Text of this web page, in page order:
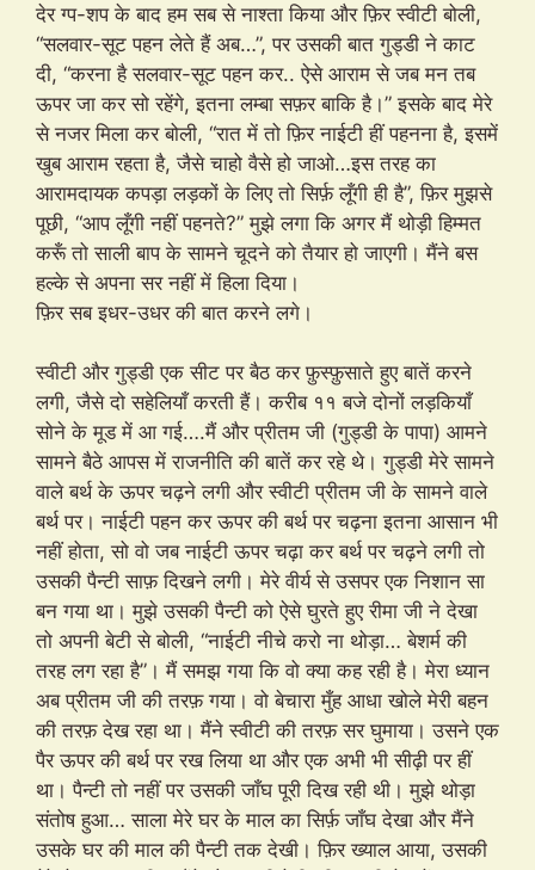
देर ग्प-शप के बाद हम सब से नाश्ता किया और फ़िर स्वीटी बोली,
“सलवार-सूट पहन लेते हैं अब…”, पर उसकी बात गुड्डी ने काट
दी, “करना है सलवार-सूट पहन कर.. ऐसे आराम से जब मन तब
ऊपर जा कर सो रहेंगे, इतना लम्बा सफ़र बाकि है।” इसके बाद मेरे
से नजर मिला कर बोली, “रात में तो फ़िर नाईटी हीं पहनना है, इसमें
खुब आराम रहता है, जैसे चाहो वैसे हो जाओ…इस तरह का
आरामदायक कपड़ा लड़कों के लिए तो सिर्फ़ लूँगी ही है”, फ़िर मुझसे
पूछी, “आप लूँगी नहीं पहनते?” मुझे लगा कि अगर मैं थोड़ी हिम्मत
करूँ तो साली बाप के सामने चूदने को तैयार हो जाएगी। मैंने बस
हल्के से अपना सर नहीं में हिला दिया।
फ़िर सब इधर-उधर की बात करने लगे।
स्वीटी और गुड्डी एक सीट पर बैठ कर फ़ुस्फ़ुसाते हुए बातें करने
लगी, जैसे दो सहेलियाँ करती हैं। करीब ११ बजे दोनों लड़कियाँ
सोने के मूड में आ गई….मैं और प्रीतम जी (गुड्डी के पापा) आमने
सामने बैठे आपस में राजनीति की बातें कर रहे थे। गुड्डी मेरे सामने
वाले बर्थ के ऊपर चढ़ने लगी और स्वीटी प्रीतम जी के सामने वाले
बर्थ पर। नाईटी पहन कर ऊपर की बर्थ पर चढ़ना इतना आसान भी
नहीं होता, सो वो जब नाईटी ऊपर चढ़ा कर बर्थ पर चढ़ने लगी तो
उसकी पैन्टी साफ़ दिखने लगी। मेरे वीर्य से उसपर एक निशान सा
बन गया था। मुझे उसकी पैन्टी को ऐसे घुरते हुए रीमा जी ने देखा
तो अपनी बेटी से बोली, “नाईटी नीचे करो ना थोड़ा… बेशर्म की
तरह लग रहा है”। मैं समझ गया कि वो क्या कह रही है। मेरा ध्यान
अब प्रीतम जी की तरफ़ गया। वो बेचारा मुँह आधा खोले मेरी बहन
की तरफ़ देख रहा था। मैंने स्वीटी की तरफ़ सर घुमाया। उसने एक
पैर ऊपर की बर्थ पर रख लिया था और एक अभी भी सीढ़ी पर हीं
था। पैन्टी तो नहीं पर उसकी जाँघ पूरी दिख रही थी। मुझे थोड़ा
संतोष हुआ… साला मेरे घर के माल का सिर्फ़ जाँघ देखा और मैंने
उसके घर की माल की पैन्टी तक देखी। फ़िर ख्याल आया, उसकी